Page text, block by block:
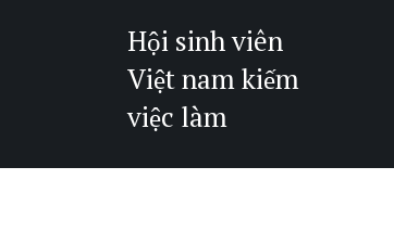
Hội sinh viên
Việt nam kiếm
việc làm